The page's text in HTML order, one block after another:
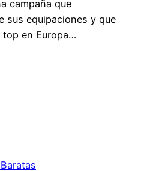
campaña que
sus equipaciones y que
top en Europa…